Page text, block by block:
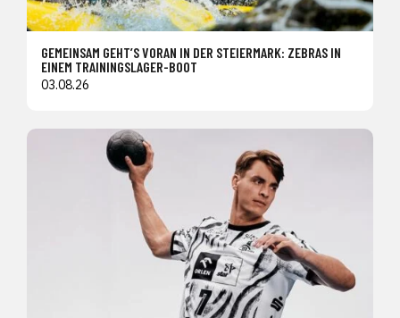
GEMEINSAM GEHT’S VORAN IN DER STEIERMARK: ZEBRAS IN
EINEM TRAININGSLAGER-BOOT
03.08.26